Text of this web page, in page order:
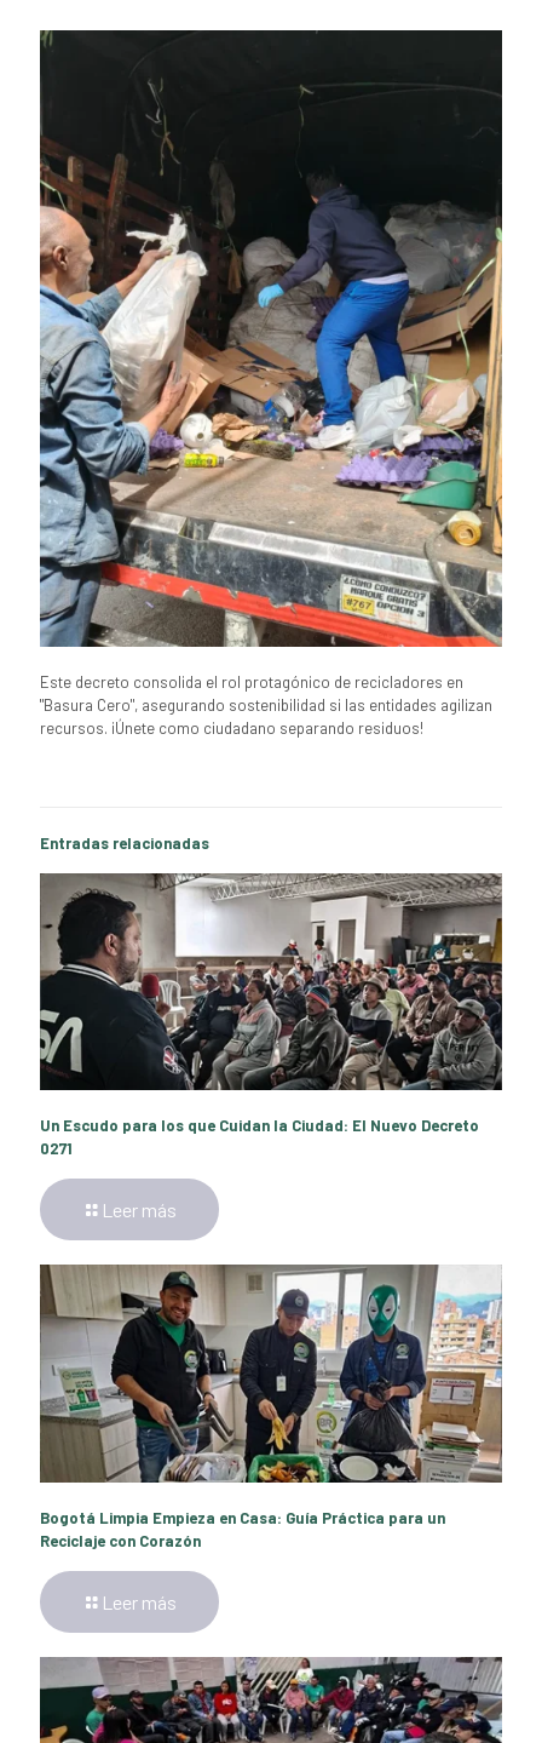
Este decreto consolida el rol protagónico de recicladores en
"Basura Cero", asegurando sostenibilidad si las entidades agilizan
recursos. ¡Únete como ciudadano separando residuos!
Entradas relacionadas
Un Escudo para los que Cuidan la Ciudad: El Nuevo Decreto
0271
Leer más
Bogotá Limpia Empieza en Casa: Guía Práctica para un
Reciclaje con Corazón
Leer más